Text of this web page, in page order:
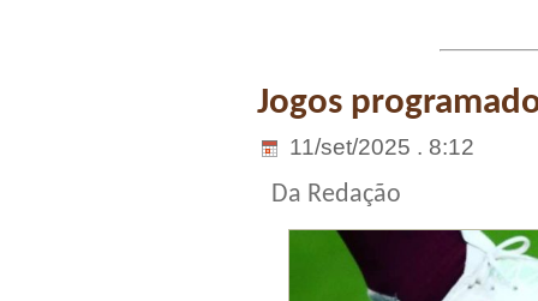
Jogos
11/set/2025 . 8:12
Da Redação